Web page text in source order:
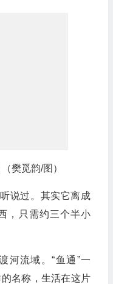
樊觅韵/图）
说过。其实它离成
，只需约三个半小
河流域。“鱼通”一
名称，生活在这片